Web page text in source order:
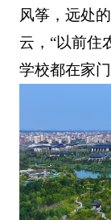
风筝，远处
云，“以前住
学校都在家